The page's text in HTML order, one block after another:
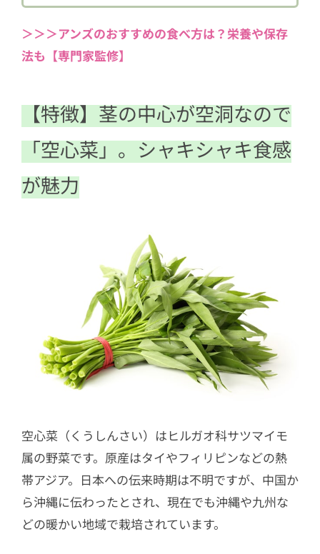
4【栄養・効果】βカロテンや鉄分が豊
富。アンチエイジングや貧血予防に
5【食べ方】短時間で手早く炒め、食感
＞＞＞アンズのおすすめの食べ方は？栄養や保存
法も【専門家監修】
【特徴】茎の中心が空洞なので
「空心菜」。シャキシャキ食感
が魅力
空心菜（くうしんさい）はヒルガオ科サツマイモ
属の野菜です。原産はタイやフィリピンなどの熱
帯アジア。日本への伝来時期は不明ですが、中国か
ら沖縄に伝わったとされ、現在でも沖縄や九州な
どの暖かい地域で栽培されています。